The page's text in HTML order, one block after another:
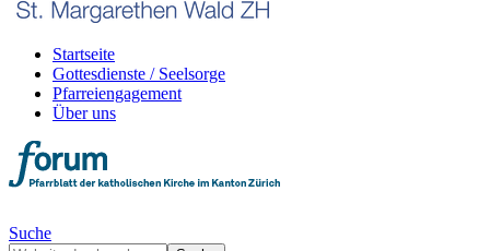
Startseite
Gottesdienste / Seelsorge
Pfarreiengagement
Über uns
Suche